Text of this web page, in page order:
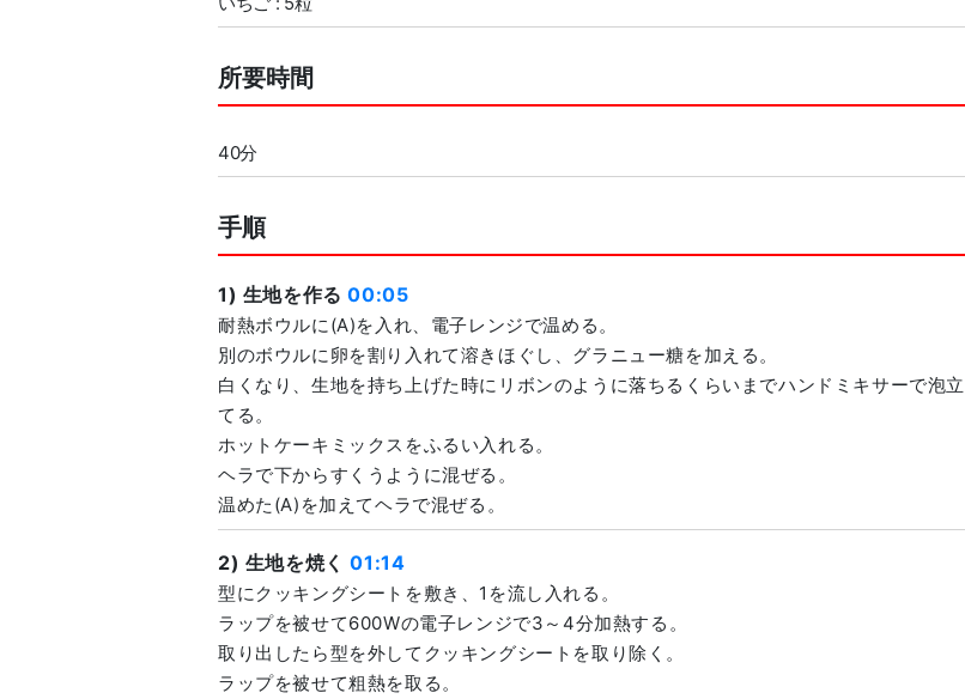
所要時間
40分
手順
1) 生地を作る00:05
耐熱ボウルに(A)を入れ、電子レンジで温める。
別のボウルに卵を割り入れて溶きほぐし、グラニュー糖を加える。
白くなり、生地を持ち上げた時にリボンのように落ちるくらいまでハンドミキサーで泡立
てる。
ホットケーキミックスをふるい入れる。
ヘラで下からすくうように混ぜる。
温めた(A)を加えてヘラで混ぜる。
2) 生地を焼く01:14
型にクッキングシートを敷き、1を流し入れる。
ラップを被せて600Wの電子レンジで3～4分加熱する。
取り出したら型を外してクッキングシートを取り除く。
ラップを被せて粗熱を取る。